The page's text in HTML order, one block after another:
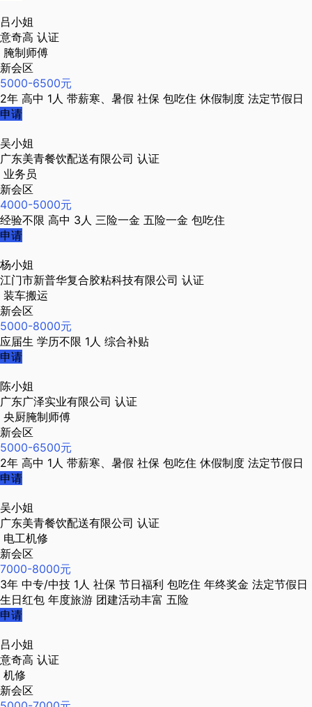
吕小姐
意奇高 认证
腌制师傅
新会区
5000-6500元
2年 高中 1人 带薪寒、暑假 社保 包吃住 休假制度 法定节假日
申请
吴小姐
广东美青餐饮配送有限公司 认证
业务员
新会区
4000-5000元
经验不限 高中 3人 三险一金 五险一金 包吃住
申请
杨小姐
江门市新普华复合胶粘科技有限公司 认证
装车搬运
新会区
5000-8000元
应届生 学历不限 1人 综合补贴
申请
陈小姐
广东广泽实业有限公司 认证
央厨腌制师傅
新会区
5000-6500元
2年 高中 1人 带薪寒、暑假 社保 包吃住 休假制度 法定节假日
申请
吴小姐
广东美青餐饮配送有限公司 认证
电工机修
新会区
7000-8000元
3年 中专/中技 1人 社保 节日福利 包吃住 年终奖金 法定节假日
生日红包 年度旅游 团建活动丰富 五险
申请
吕小姐
意奇高 认证
机修
新会区